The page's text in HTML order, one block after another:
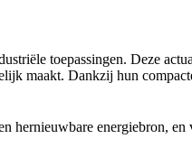
toepassingen. Deze
maakt. Dankzij hun
hernieuwbare energiebron,